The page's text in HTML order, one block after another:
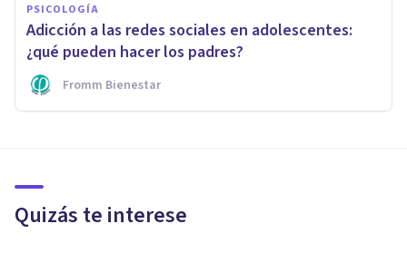
PSICOLOGÍA
Adicción a las redes sociales en adolescentes:
¿qué pueden hacer los padres?
Fromm Bienestar
Quizás te interese